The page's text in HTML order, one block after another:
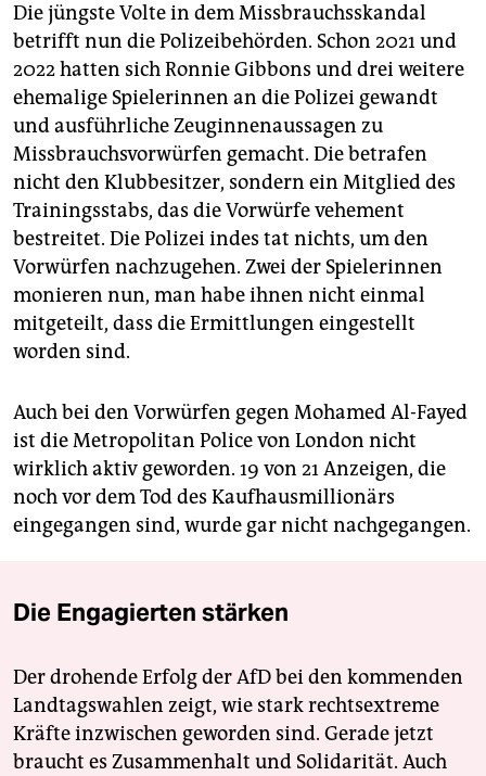
Die jüngste Volte in dem Missbrauchsskandal
betrifft nun die Polizeibehörden. Schon 2021 und
2022 hatten sich Ronnie Gibbons und drei weitere
ehemalige Spielerinnen an die Polizei gewandt
und ausführliche Zeuginnenaussagen zu
Missbrauchsvorwürfen gemacht. Die betrafen
nicht den Klubbesitzer, sondern ein Mitglied des
Trainingsstabs, das die Vorwürfe vehement
bestreitet. Die Polizei indes tat nichts, um den
Vorwürfen nachzugehen. Zwei der Spielerinnen
monieren nun, man habe ihnen nicht einmal
mitgeteilt, dass die Ermittlungen eingestellt
worden sind.
Auch bei den Vorwürfen gegen Mohamed Al-Fayed
ist die Metropolitan Police von London nicht
wirklich aktiv geworden. 19 von 21 Anzeigen, die
noch vor dem Tod des Kaufhausmillionärs
eingegangen sind, wurde gar nicht nachgegangen.
Die Engagierten stärken
Der drohende Erfolg der AfD bei den kommenden
Landtagswahlen zeigt, wie stark rechtsextreme
Kräfte inzwischen geworden sind. Gerade jetzt
braucht es Zusammenhalt und Solidarität. Auch